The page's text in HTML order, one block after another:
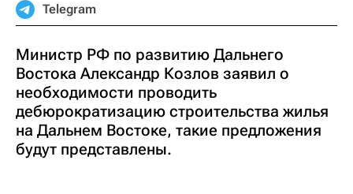
Telegram
Министр РФ по развитию Дальнего
Востока Александр Козлов заявил о
необходимости проводить
дебюрократизацию строительства жилья
на Дальнем Востоке, такие предложения
будут представлены.